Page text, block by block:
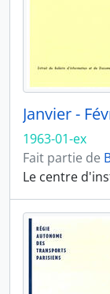
Janvier -
1963-01-ex
Fait partie de
Le centre